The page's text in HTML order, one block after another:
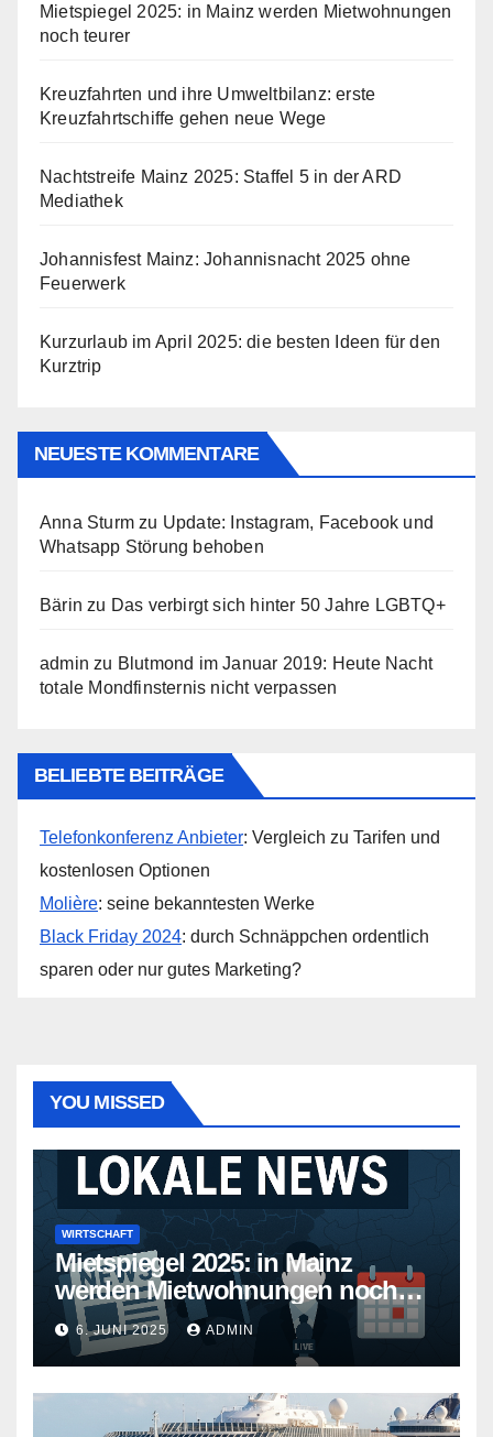
Mietspiegel 2025: in Mainz werden Mietwohnungen
noch teurer
Kreuzfahrten und ihre Umweltbilanz: erste
Kreuzfahrtschiffe gehen neue Wege
Nachtstreife Mainz 2025: Staffel 5 in der ARD
Mediathek
Johannisfest Mainz: Johannisnacht 2025 ohne
Feuerwerk
Kurzurlaub im April 2025: die besten Ideen für den
Kurztrip
NEUESTE KOMMENTARE
Anna Sturm zu Update: Instagram, Facebook und
Whatsapp Störung behoben
Bärin zu Das verbirgt sich hinter 50 Jahre LGBTQ+
admin zu Blutmond im Januar 2019: Heute Nacht
totale Mondfinsternis nicht verpassen
BELIEBTE BEITRÄGE
Telefonkonferenz Anbieter: Vergleich zu Tarifen und
kostenlosen Optionen
Molière: seine bekanntesten Werke
Black Friday 2024: durch Schnäppchen ordentlich
sparen oder nur gutes Marketing?
YOU MISSED
WIRTSCHAFT
Mietspiegel 2025: in Mainz
werden Mietwohnungen noch
teurer
6. JUNI 2025 ADMIN